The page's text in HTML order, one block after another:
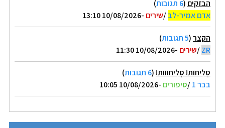
הבזקים (6 תגובות
)
אדם אמיר-לב/שירים -10/08/2026 13:10
הקצר(5 תגובות
)
ZR
/שירים -10/08/2026 11:30
סְּלִיחוֹת! סְְּלִיחוֹוֹוֹת! (6 תגובות
)
בבר 1
/סיפורים -10/08/2026 10:05